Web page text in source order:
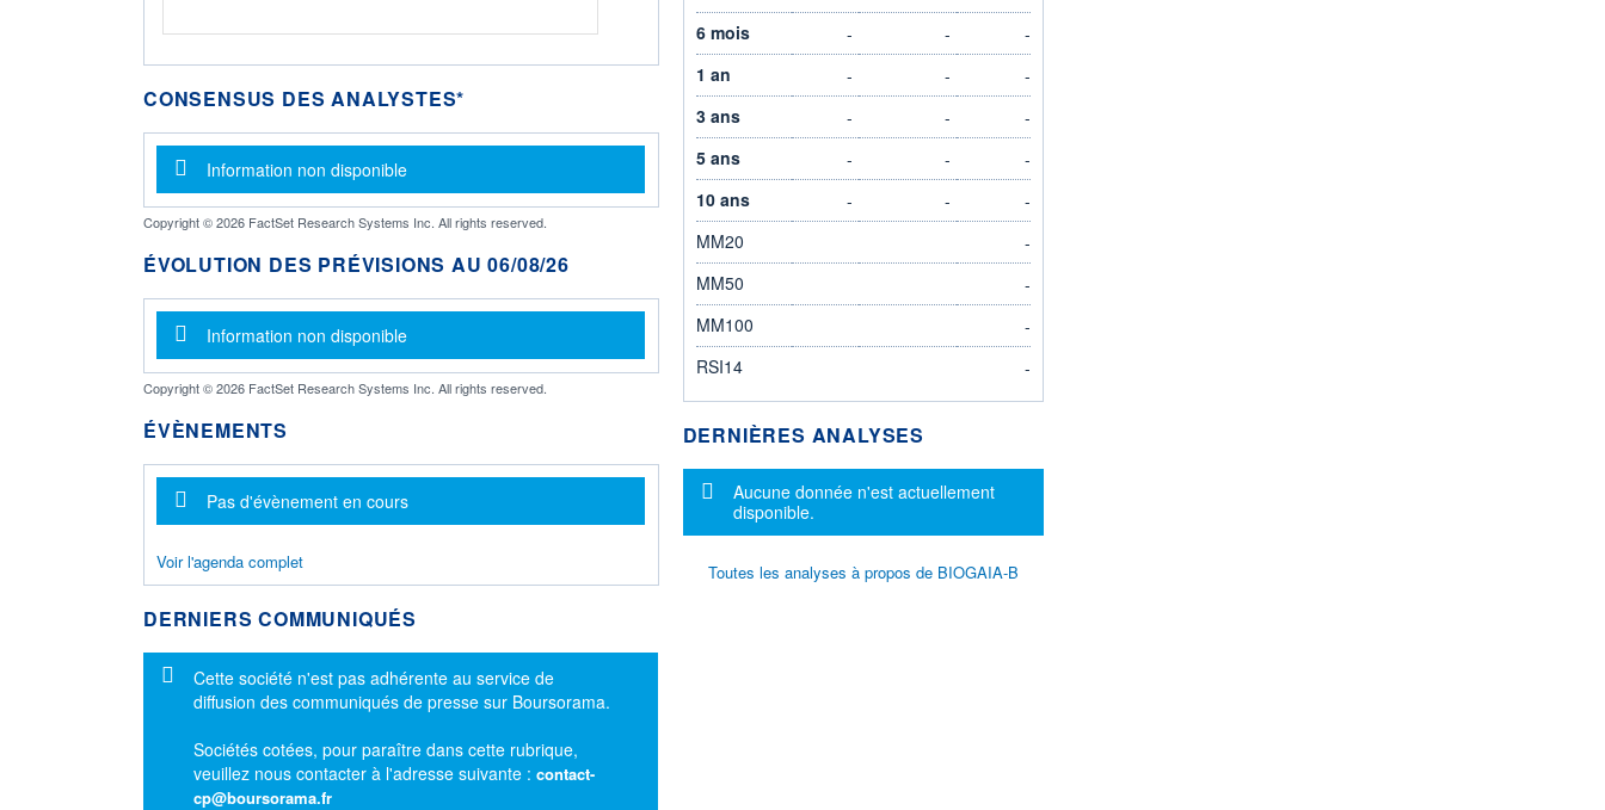
CONSENSUS DES ANALYSTES*
Message d'information
Information non disponible
Copyright © 2026 FactSet Research Systems Inc. All rights reserved.
ÉVOLUTION DES PRÉVISIONS AU 06/08/26
Message d'information
Information non disponible
Copyright © 2026 FactSet Research Systems Inc. All rights reserved.
ÉVÈNEMENTS
Message d'information
Pas d'évènement en cours
Voir l'agenda complet
DERNIERS COMMUNIQUÉS
Message d'information
Cette société n'est pas adhérente au service de
diffusion des communiqués de presse sur Boursorama.
Sociétés cotées, pour paraître dans cette rubrique,
veuillez nous contacter à l'adresse suivante : contact-
cp@boursorama.fr
6 mois
- -
-
1 an
- -
-
3 ans
- -
-
5 ans
- -
-
10 ans
- -
-
MM20
-
MM50
-
MM100
-
RSI14
-
DERNIÈRES ANALYSES
Message d'information
Aucune donnée n'est actuellement
disponible.
Toutes les analyses à propos de BIOGAIA-B